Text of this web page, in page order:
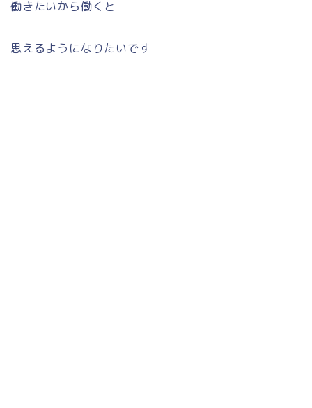
働きたいから働くと
思えるようになりたいです